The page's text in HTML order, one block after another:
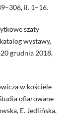
il. 1–16.
szaty
wystawy,
grudnia 2018,
w kościele
ofiarowane
E. Jedlińska,